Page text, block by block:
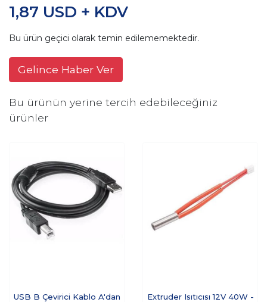
1,87 USD + KDV
Bu ürün geçici olarak temin edilememektedir.
Gelince Haber Ver
Bu ürünün yerine tercih edebileceğiniz
ürünler
USB B Çevirici Kablo A'dan
Extruder Isıtıcısı 12V 40W -